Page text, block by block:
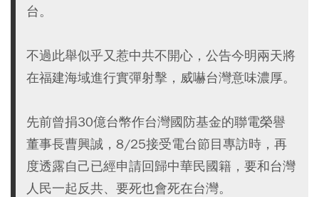
台。
不過此舉似乎又惹中共不開心，公告今明兩天將
在福建海域進行實彈射擊，威嚇台灣意味濃厚。
先前曾捐30億台幣作台灣國防基金的聯電榮譽
董事長曹興誠，8/25接受電台節目專訪時，再
度透露自己已經申請回歸中華民國籍，要和台灣
人民一起反共、要死也會死在台灣。